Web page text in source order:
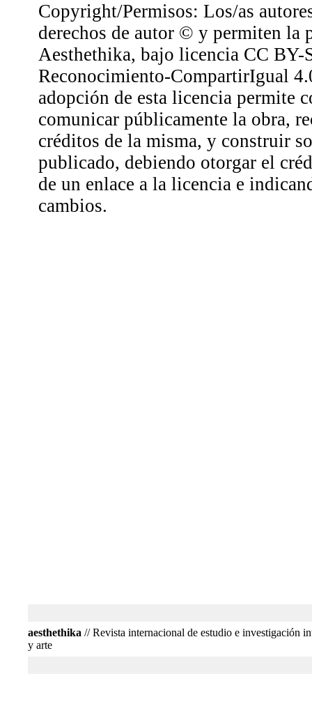
Copyright/Permisos: Los/as
derechos de autor © y permiten la
Aesthethika, bajo licencia CC BY-
Reconocimiento-CompartirIgual
adopción de esta licencia permite
comunicar públicamente la obra,
créditos de la misma, y construir
publicado, debiendo otorgar el
de un enlace a la licencia e
cambios.
aesthethika // Revista internacional de estudio e investigación
y arte